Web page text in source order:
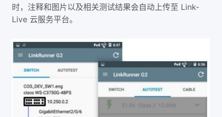
时，注释和图片以及相关测试结果会自动上传至 Link-
Live 云服务平台。